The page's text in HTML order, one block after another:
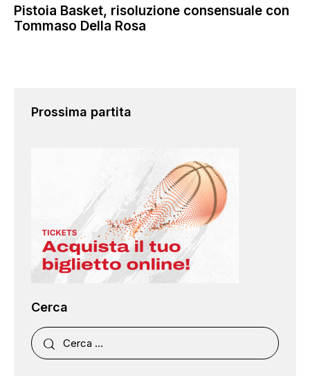
Pistoia Basket, risoluzione consensuale con
Tommaso Della Rosa
Prossima partita
Cerca